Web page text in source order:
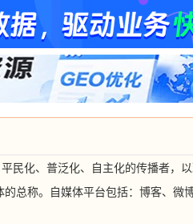
民化、普泛化、自主化的传播者，
总称。自媒体平台包括：博客、微